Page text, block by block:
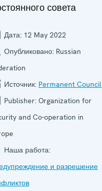
совета
Дата: 12 May 2022
Опубликовано: Russian
Источник: Permanent Council
Publisher: Organization for
and Co-operation in
Наша работа:
и разрешение